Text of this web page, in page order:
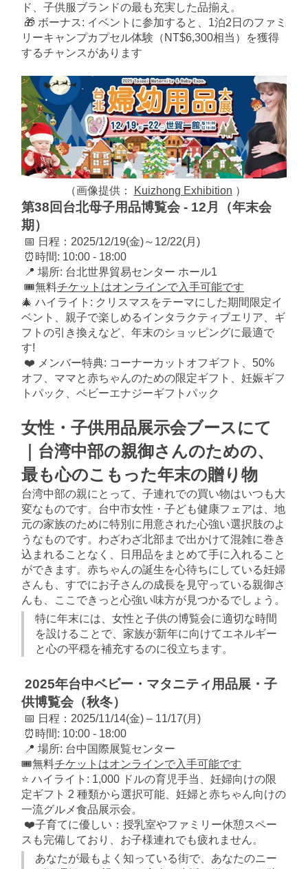
ド、子供服ブランドの最も充実した品揃え。
🎁 ボーナス: イベントに参加すると、1泊2日のファミ
リーキャンプカプセル体験（NT$6,300相当）を獲得
するチャンスがあります
（画像提供： Kuizhong Exhibition ）
第38回台北母子用品博覧会 - 12月（年末会
期）
📅 日程：2025/12/19(金)～12/22(月)
⏰時間: 10:00 - 18:00
📍 場所: 台北世界貿易センター ホール1
🎟️無料チケットはオンラインで入手可能です
🎄 ハイライト: クリスマスをテーマにした期間限定イ
ベント、親子で楽しめるインタラクティブエリア、ギ
フトの引き換えなど、年末のショッピングに最適で
す!
❤️ メンバー特典: コーナーカットオフギフト、50%
オフ、ママと赤ちゃんのための限定ギフト、妊娠ギフ
トパック、ベビーエナジーギフトパック
女性・子供用品展示会ブースにて
｜台湾中部の親御さんのための、
最も心のこもった年末の贈り物
台湾中部の親にとって、子連れでの買い物はいつも大
変なものです。台中市女性・子ども健康フェアは、地
元の家族のために特別に用意された心強い選択肢のよ
うなものです。わざわざ北部まで出かけて混雑に巻き
込まれることなく、日用品をまとめて手に入れること
ができます。赤ちゃんの誕生を心待ちにしている妊婦
さんも、すでにお子さんの成長を見守っている親御さ
んも、ここできっと心強い味方が見つかるでしょう。
特に年末には、女性と子供の博覧会に適切な時間
を設けることで、家族が新年に向けてエネルギー
と心の平穏を補充するのに役立ちます。
2025年台中ベビー・マタニティ用品展・子
供博覧会（秋冬）
📅 日程：2025/11/14(金) – 11/17(月)
⏰時間: 10:00 - 18:00
📍 場所: 台中国際展覧センター
🎟️無料チケットはオンラインで入手可能です
⭐ ハイライト: 1,000 ドルの育児手当、妊婦向けの限
定ギフト 2 種類から選択可能、妊婦と赤ちゃん向けの
一流グルメ食品展示会。
❤️子育てに優しい：授乳室やファミリー休憩スペー
スも完備しており、お子様連れでも疲れません。
あなたが最もよく知っている街で、あなたのニー